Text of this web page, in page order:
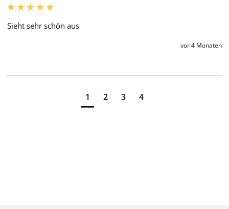
Sieht sehr schön aus
vor 4 Monaten
1 2 3 4